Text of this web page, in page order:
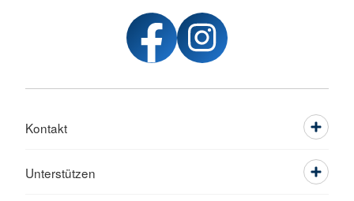
Kontakt
Unterstützen